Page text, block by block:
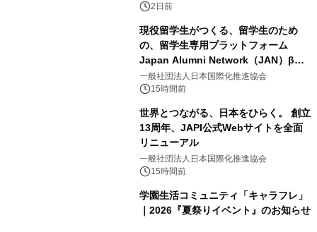
ボグッズも発売決定！
2日前
現役留学生がつくる、留学生のため
の、留学生専用プラットフォーム
Japan Alumni Network（JAN）β版
をリリース
一般社団法人日本国際化推進協会
15時間前
世界とつながる、日本をひらく。 創立
13周年、JAPI公式Webサイトを全面
リニューアル
一般社団法人日本国際化推進協会
15時間前
学園生活コミュニティ「キャラフレ」
｜2026『夏祭りイベント』のお知らせ